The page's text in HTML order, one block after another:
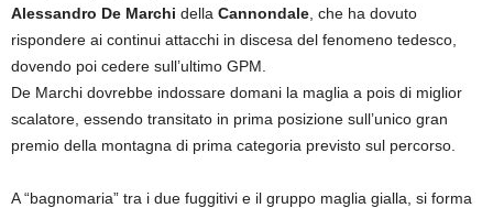
Alessandro De Marchi della Cannondale , che ha dovuto
rispondere ai continui attacchi in discesa del fenomeno tedesco,
dovendo poi cedere sull’ultimo GPM.
De Marchi dovrebbe indossare domani la maglia a pois di miglior
scalatore, essendo transitato in prima posizione sull’unico gran
premio della montagna di prima categoria previsto sul percorso.
A “bagnomaria” tra i due fuggitivi e il gruppo maglia gialla, si forma